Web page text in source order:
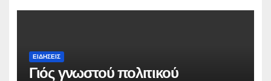
ΕΙΔΉΣΕΙΣ
Γιός γνωστού πολιτικού